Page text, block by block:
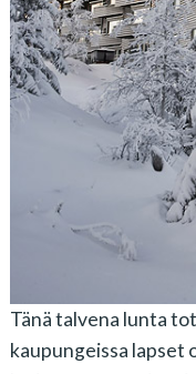
Tänä talvena lunta
kaupungeissa lapset